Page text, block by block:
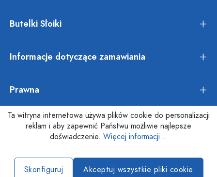
Butelki Słoiki
Informacje dotyczące zamawiania
Prawna
Ta witryna internetowa używa plików cookie do personalizacji
reklam i aby zapewnić Państwu możliwie najlepsze
doświadczenie. Więcej informacji...
Skonfiguruj Akceptuj wszystkie pliki cookie